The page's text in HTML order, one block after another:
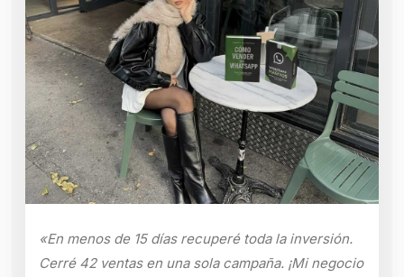
«En menos de 15 días recuperé toda la inversión.
Cerré 42 ventas en una sola campaña. ¡Mi negocio